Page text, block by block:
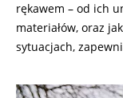
rękawem – od ich
materiałów, oraz
sytuacjach,